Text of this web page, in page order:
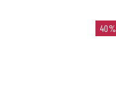
40%